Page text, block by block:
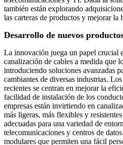
también están explorando
las carteras de productos y mejorar la
Desarrollo de nuevos
La innovación juega un papel crucial
canalización de cables a medida que
introduciendo soluciones avanzadas
cambiantes de diversas industrias.
recientes se centran en mejorar la
facilidad de instalación de los
empresas están invirtiendo en
más ligeras, más flexibles y
adecuadas para una variedad de
telecomunicaciones y centros de
modulares que permiten una fácil